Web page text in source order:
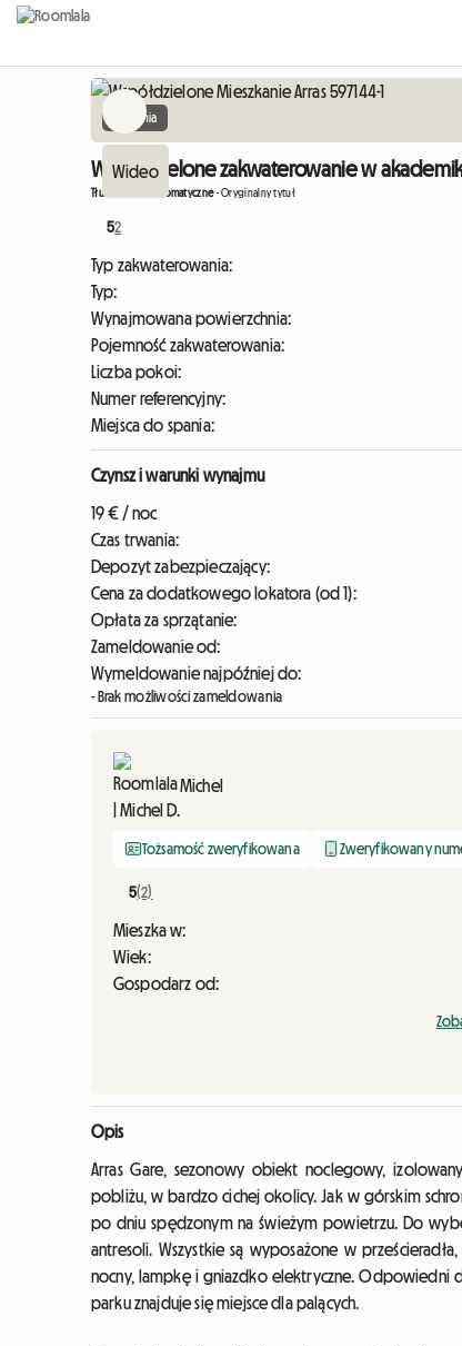
Sypialnia
Współdzielone zakwaterowanie w
Tłumaczenie automatyczne-Oryginalny tytuł
52
Typ zakwaterowania:
Typ:
Wynajmowana powierzchnia:
Pojemność zakwaterowania:
Liczba pokoi:
Numer referencyjny:
Miejsca do spania:
Czynsz i warunki wynajmu
19 € / noc
Czas trwania:
Depozyt zabezpieczający:
Cena za dodatkowego lokatora (od 1):
Opłata za sprzątanie:
Zameldowanie od:
Wymeldowanie najpóźniej do:
- Brak możliwości zameldowania
Michel
Tożsamość zweryfikowana Zweryfikowany
5(2)
Mieszka w:
Wiek:
Gospodarz od:
Opis
Arras Gare, sezonowy obiekt noclegowy,
pobliżu, w bardzo cichej okolicy. Jak w górskim
po dniu spędzonym na świeżym powietrzu. Do
antresoli. Wszystkie są wyposażone w
nocny, lampkę i gniazdko elektryczne. Odpowiedni
parku znajduje się miejsce dla palących.